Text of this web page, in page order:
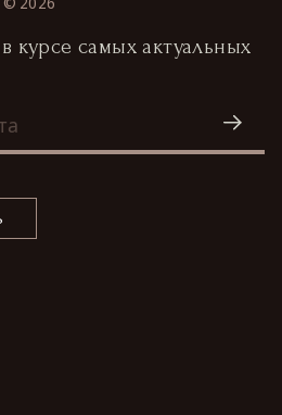
курсе самых актуальных